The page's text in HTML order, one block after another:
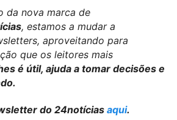
da nova marca de
, estamos a mudar a
aproveitando para
que os leitores mais
é útil, ajuda a tomar decisões e
do 24notícias aqui.